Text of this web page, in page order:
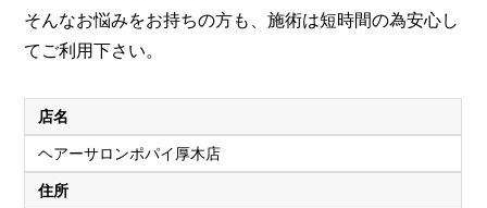
そんなお悩みをお持ちの方も、施術は短時間の為安心し
てご利用下さい。
店名
ヘアーサロンポパイ厚木店
住所